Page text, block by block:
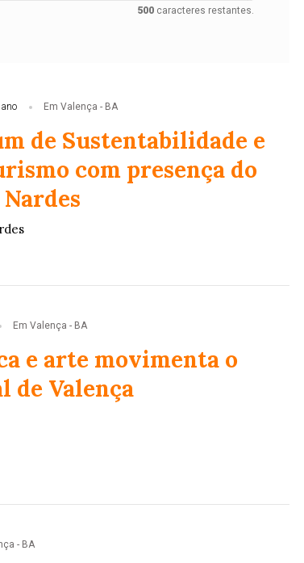
500caracteres restantes.
Em Valença - BA
de Sustentabilidade e
com presença do
Em Valença - BA
e arte movimenta o
de Valença
- BA